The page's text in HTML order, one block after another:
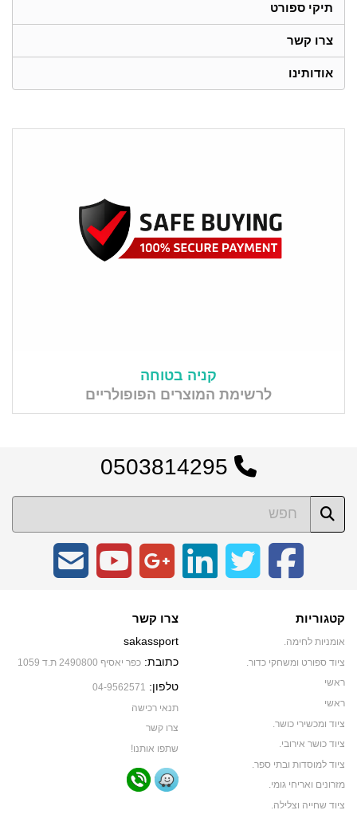
תיקי ספורט
צרו קשר
אודותינו
קניה בטוחה
לרשימת המוצרים הפופולריים
קטגוריות
אומניות לחימה.
ציוד ספורט ומשחקי כדור.
ראשי
ראשי
ציוד ומכשירי כושר.
ציוד כושר אירובי.
ציוד למוסדות ובתי ספר.
מזרונים ואריחי גומי.
ציוד שחייה וצלילה.
צרו קשר
sakassport
כתובת: כפר יאסיף 2490800 ת.ד 1059
טלפון: 04-9562571
תנאי רכישה
צרו קשר
שתפו אותנו!